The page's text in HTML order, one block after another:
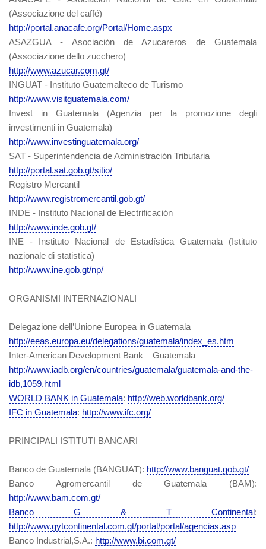
(Associazione del caffé)
http://portal.anacafe.org/Portal/Home.aspx
ASAZGUA - Asociación de Azucareros de Guatemala
(Associazione dello zucchero)
http://www.azucar.com.gt/
INGUAT - Instituto Guatemalteco de Turismo
http://www.visitguatemala.com/
Invest in Guatemala (Agenzia per la promozione degli
investimenti in Guatemala)
http://www.investinguatemala.org/
SAT - Superintendencia de Administración Tributaria
http://portal.sat.gob.gt/sitio/
Registro Mercantil
http://www.registromercantil.gob.gt/
INDE - Instituto Nacional de Electrificación
http://www.inde.gob.gt/
INE - Instituto Nacional de Estadística Guatemala (Istituto
nazionale di statistica)
http://www.ine.gob.gt/np/
ORGANISMI INTERNAZIONALI
Delegazione dell’Unione Europea in Guatemala
http://eeas.europa.eu/delegations/guatemala/index_es.htm
Inter-American Development Bank – Guatemala
http://www.iadb.org/en/countries/guatemala/guatemala-and-the-
idb,1059.html
WORLD BANK in Guatemala: http://web.worldbank.org/
IFC in Guatemala: http://www.ifc.org/
PRINCIPALI ISTITUTI BANCARI
Banco de Guatemala (BANGUAT): http://www.banguat.gob.gt/
Banco Agromercantil de Guatemala (BAM):
http://www.bam.com.gt/
Banco G & T Continental:
http://www.gytcontinental.com.gt/portal/portal/agencias.asp
Banco Industrial,S.A.: http://www.bi.com.gt/